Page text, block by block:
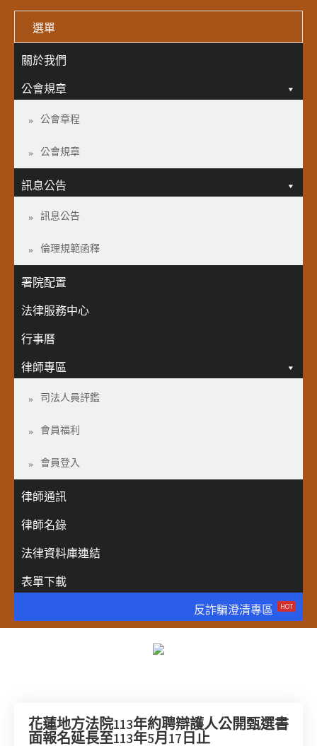
選單
關於我們
公會規章
公會章程
公會規章
訊息公告
訊息公告
倫理規範函釋
署院配置
法律服務中心
行事曆
律師專區
司法人員評鑑
會員福利
會員登入
律師通訊
律師名錄
法律資料庫連結
表單下載
反詐騙澄清專區
HOT
花蓮地方法院113年約聘辯護人公開甄選書
面報名延長至113年5月17日止